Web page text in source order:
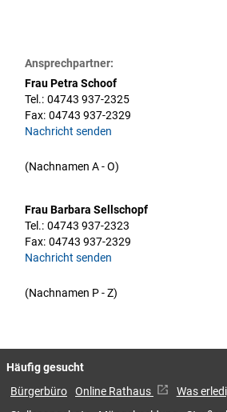
Ansprechpartner:
Frau Petra Schoof
Tel.: 04743 937-2325
Fax: 04743 937-2329
Nachricht senden
(Nachnamen A - O)
Frau Barbara Sellschopf
Tel.: 04743 937-2323
Fax: 04743 937-2329
Nachricht senden
(Nachnamen P - Z)
Häufig gesucht
Bürgerbüro Online Rathaus
Was